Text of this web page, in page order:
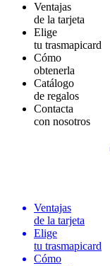
Ventajas
de la tarjeta
Elige
tu trasmapicard
Cómo
obtenerla
Catálogo
de regalos
Contacta
con nosotros
Ventajas
de la tarjeta
Elige
tu trasmapicard
Cómo